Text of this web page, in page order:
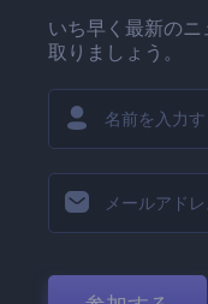
いち早く最新の
取りましょう。